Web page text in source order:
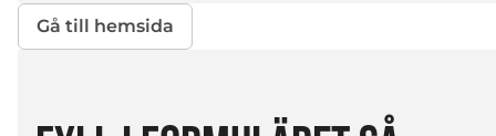
Gå till hemsida